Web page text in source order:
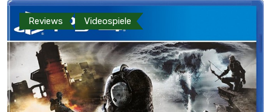
Reviews Videospiele